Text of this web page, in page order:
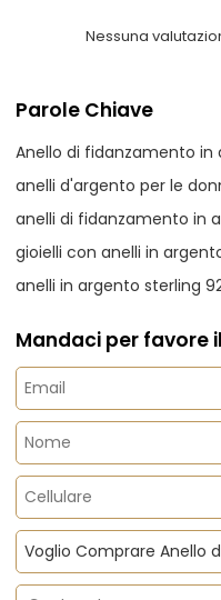
Nessuna
Parole Chiave
Anello di fidanzamento in
anelli d'argento per le
anelli di fidanzamento in
gioielli con anelli in
anelli in argento sterling
Mandaci per favore